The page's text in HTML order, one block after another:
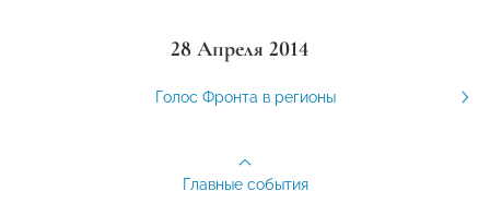
28 Апреля 2014
Голос Фронта в регионы
Главные события